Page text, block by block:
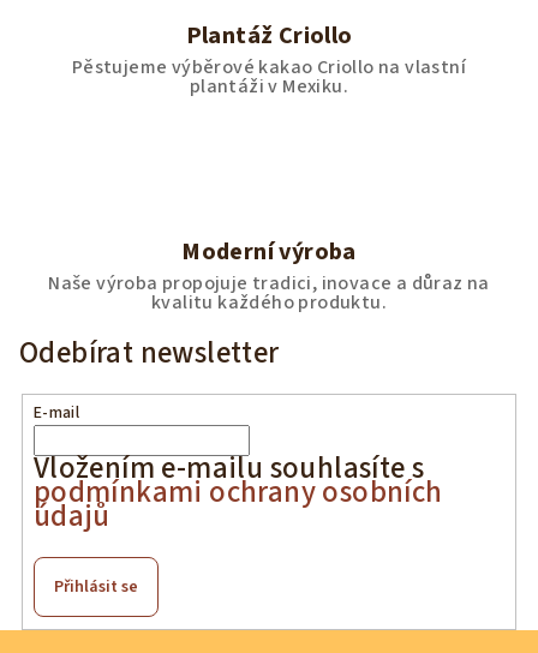
Plantáž Criollo
Pěstujeme výběrové kakao Criollo na vlastní
plantáži v Mexiku.
Moderní výroba
Naše výroba propojuje tradici, inovace a důraz na
kvalitu každého produktu.
Odebírat newsletter
E-mail
Vložením e-mailu souhlasíte s
podmínkami ochrany osobních
údajů
Přihlásit se